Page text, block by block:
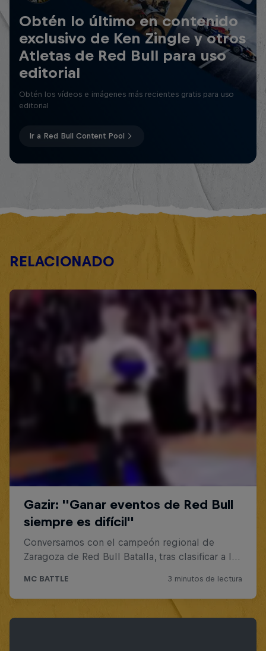
Obtén lo último en contenido
exclusivo de Ken Zingle y otros
Atletas de Red Bull para uso
editorial
Obtén los vídeos e imágenes más recientes gratis para uso
editorial
Ir a Red Bull Content Pool
RELACIONADO